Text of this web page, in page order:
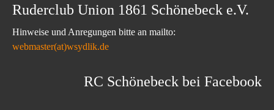
Ruderclub Union 1861 Schönebeck e.V.
Hinweise und Anregungen bitte an mailto:
webmaster(at)wsydlik.de
RC Schönebeck bei Facebook